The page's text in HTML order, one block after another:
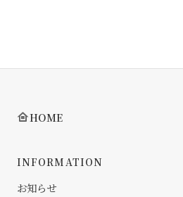
HOME
INFORMATION
お知らせ